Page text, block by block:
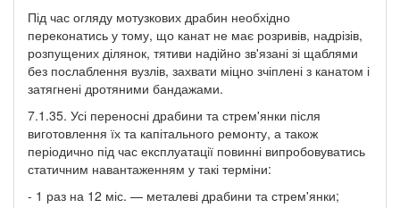
Під час огляду мотузкових драбин необхідно
переконатись у тому, що канат не має розривів, надрізів,
розпущених ділянок, тятиви надійно зв'язані зі щаблями
без послаблення вузлів, захвати міцно зчіплені з канатом і
затягнені дротяними бандажами.
7.1.35. Усі переносні драбини та стрем'янки після
виготовлення їх та капітального ремонту, а також
періодично під час експлуатації повинні випробовуватись
статичним навантаженням у такі терміни:
- 1 раз на 12 міс. — металеві драбини та стрем'янки;